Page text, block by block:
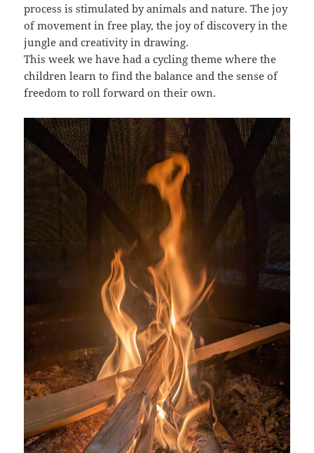
process is stimulated by animals and nature. The joy
of movement in free play, the joy of discovery in the
jungle and creativity in drawing.
This week we have had a cycling theme where the
children learn to find the balance and the sense of
freedom to roll forward on their own.